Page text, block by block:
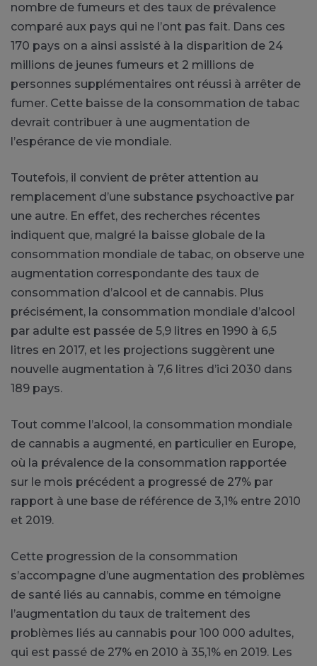
nombre de fumeurs et des taux de prévalence
comparé aux pays qui ne l’ont pas fait. Dans ces
170 pays on a ainsi assisté à la disparition de 24
millions de jeunes fumeurs et 2 millions de
personnes supplémentaires ont réussi à arrêter de
fumer. Cette baisse de la consommation de tabac
devrait contribuer à une augmentation de
l’espérance de vie mondiale.
Toutefois, il convient de prêter attention au
remplacement d’une substance psychoactive par
une autre. En effet, des recherches récentes
indiquent que, malgré la baisse globale de la
consommation mondiale de tabac, on observe une
augmentation correspondante des taux de
consommation d’alcool et de cannabis. Plus
précisément, la consommation mondiale d’alcool
par adulte est passée de 5,9 litres en 1990 à 6,5
litres en 2017, et les projections suggèrent une
nouvelle augmentation à 7,6 litres d’ici 2030 dans
189 pays.
Tout comme l’alcool, la consommation mondiale
de cannabis a augmenté, en particulier en Europe,
où la prévalence de la consommation rapportée
sur le mois précédent a progressé de 27% par
rapport à une base de référence de 3,1% entre 2010
et 2019.
Cette progression de la consommation
s’accompagne d’une augmentation des problèmes
de santé liés au cannabis, comme en témoigne
l’augmentation du taux de traitement des
problèmes liés au cannabis pour 100 000 adultes,
qui est passé de 27% en 2010 à 35,1% en 2019. Les